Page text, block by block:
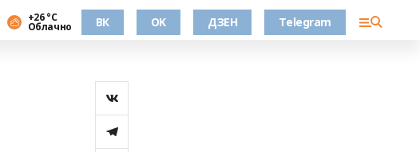
+26 °С
Облачно ВК OK ДЗЕН Telegram